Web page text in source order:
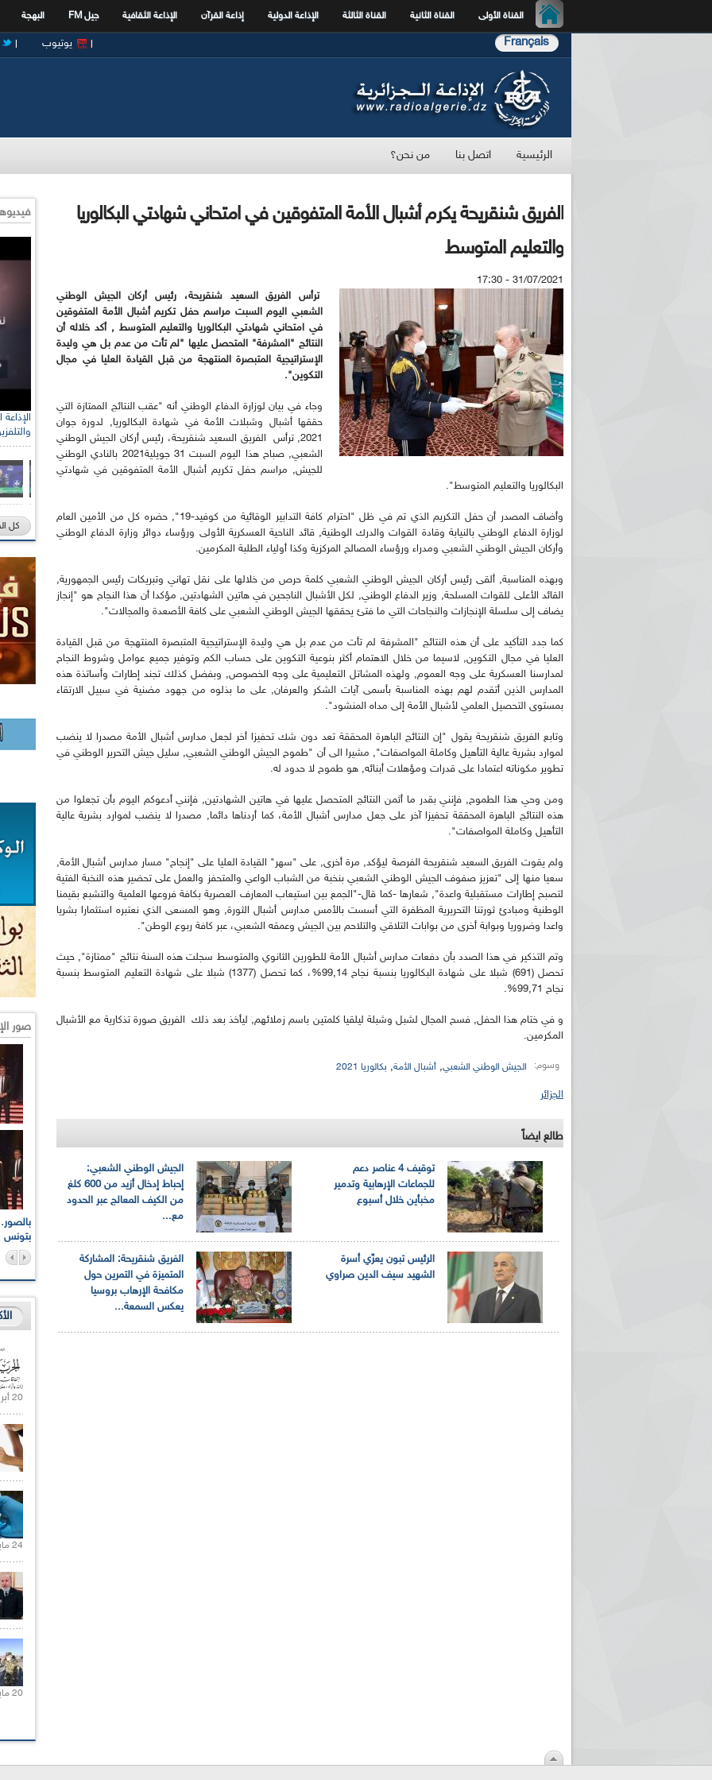
القناة الأولى القناة الثانية القناة الثالثة الإذاعة الدولية إذاعة القرآن الإذاعة الثقافية جيل FM البهجة
Français يوتيوب
الرئيسية اتصل بنا من نحن؟
الفريق شنقريحة يكرم أشبال الأمة المتفوقين في امتحاني شهادتي البكالوريا
والتعليم المتوسط
31/07/2021 - 17:30
ترأس الفريق السعيد شنقريحة، رئيس أركان الجيش الوطني
الشعبي اليوم السبت مراسم حفل تكريم أشبال الأمة المتفوقين
في امتحاني شهادتي البكالوريا والتعليم المتوسط , أكد خلاله أن
النتائج "المشرفة" المتحصل عليها "لم تأت من عدم بل هي وليدة
الإستراتيجية المتبصرة المنتهجة من قبل القيادة العليا في مجال
التكوين".
وجاء في بيان لوزارة الدفاع الوطني أنه "عقب النتائج الممتازة التي
حققها أشبال وشبلات الأمة في شهادة البكالوريا, لدورة جوان
2021, ترأس الفريق السعيد شنقريحة، رئيس أركان الجيش الوطني
الشعبي, صباح هذا اليوم السبت 31 جويلية2021 بالنادي الوطني
للجيش, مراسم حفل تكريم أشبال الأمة المتفوقين في شهادتي
البكالوريا والتعليم المتوسط".
وأضاف المصدر أن حفل التكريم الذي تم في ظل "احترام كافة التدابير الوقائية من كوفيد-19", حضره كل من الأمين العام
لوزارة الدفاع الوطني بالنيابة وقادة القوات والدرك الوطنية, قائد الناحية العسكرية الأولى ورؤساء دوائر وزارة الدفاع الوطني
وأركان الجيش الوطني الشعبي ومدراء ورؤساء المصالح المركزية وكذا أولياء الطلبة المكرمين.
وبهذه المناسبة, ألقى رئيس أركان الجيش الوطني الشعبي كلمة حرص من خلالها على نقل تهاني وتبريكات رئيس الجمهورية,
القائد الأعلى للقوات المسلحة, وزير الدفاع الوطني, لكل الأشبال الناجحين في هاتين الشهادتين, مؤكدا أن هذا النجاح هو "إنجاز
يضاف إلى سلسلة الإنجازات والنجاحات التي ما فتئ يحققها الجيش الوطني الشعبي على كافة الأصعدة والمجالات".
كما جدد التأكيد على أن هذه النتائج "المشرفة لم تأت من عدم بل هي وليدة الإستراتيجية المتبصرة المنتهجة من قبل القيادة
العليا في مجال التكوين, لاسيما من خلال الاهتمام أكثر بنوعية التكوين على حساب الكم وتوفير جميع عوامل وشروط النجاح
لمدارسنا العسكرية على وجه العموم, ولهذه المشاتل التعليمية على وجه الخصوص, وبفضل كذلك تجند إطارات وأساتذة هذه
المدارس الذين أتقدم لهم بهذه المناسبة بأسمى آيات الشكر والعرفان, على ما بذلوه من جهود مضنية في سبيل الارتقاء
بمستوى التحصيل العلمي لأشبال الأمة إلى مداه المنشود".
وتابع الفريق شنقريحة يقول "إن النتائج الباهرة المحققة تعد دون شك تحفيزا أخر لجعل مدارس أشبال الأمة مصدرا لا ينضب
لموارد بشرية عالية التأهيل وكاملة المواصفات", مشيرا الى أن "طموح الجيش الوطني الشعبي, سليل جيش التحرير الوطني في
تطوير مكوناته اعتمادا على قدرات ومؤهلات أبنائه, هو طموح لا حدود له.
ومن وحي هذا الطموح, فإنني بقدر ما أثمن النتائج المتحصل عليها في هاتين الشهادتين, فإنني أدعوكم اليوم بأن تجعلوا من
هذه النتائج الباهرة المحققة تحفيزا آخر على جعل مدارس أشبال الأمة، كما أردناها دائما, مصدرا لا ينضب لموارد بشرية عالية
التأهيل وكاملة المواصفات".
ولم يقوت الفريق السعيد شنقريحة الفرصة ليؤكد, مرة أخرى, على "سهر" القيادة العليا على "إنجاح" مسار مدارس أشبال الأمة,
سعيا منها إلى "تعزيز صفوف الجيش الوطني الشعبي بنخبة من الشباب الواعي والمتحفز والعمل على تحضير هذه النخبة الفتية
لتصبح إطارات مستقبلية واعدة", شعارها -كما قال-"الجمع بين استيعاب المعارف العصرية بكافة فروعها العلمية والتشبع بقيمنا
الوطنية ومبادئ ثورتنا التحريرية المظفرة التي أسست بالأمس مدارس أشبال الثورة, وهو المسعى الذي نعتبره استثمارا بشريا
واعدا وضروريا وبوابة أخرى من بوابات التلاقي والتلاحم بين الجيش وعمقه الشعبي، عبر كافة ربوع الوطن".
وتم التذكير في هذا الصدد بأن دفعات مدارس أشبال الأمة للطورين الثانوي والمتوسط سجلت هذه السنة نتائج "ممتازة", حيث
تحصل (691) شبلا على شهادة البكالوريا بنسبة نجاح 99,14%، كما تحصل (1377) شبلا على شهادة التعليم المتوسط بنسبة
نجاح 99,71%.
و في ختام هذا الحفل, فسح المجال لشبل وشبلة ليلقيا كلمتين باسم زملائهم, ليأخذ بعد ذلك الفريق صورة تذكارية مع الأشبال
المكرمين.
وسوم: الجيش الوطني الشعبي, أشبال الأمة, بكالوريا 2021
الجزائر
طالع ايضاً
الجيش الوطني الشعبي:
إحباط إدخال أزيد من 600 كلغ
من الكيف المعالج عبر الحدود
مع...
توقيف 4 عناصر دعم
للجماعات الإرهابية وتدمير
مخبأين خلال أسبوع
الفريق شنقريحة: المشاركة
المتميزة في التمرين حول
مكافحة الإرهاب بروسيا
يعكس السمعة...
الرئيس تبون يعزّي أسرة
الشهيد سيف الدين صراوي
كل
صور
بتونس
الإذاعة الجزائرية تقف دقيقة صمت ترحما على أرواح شهداءبالصور... اللقاء الوطني لمديري الإذاعات الوطنية والجهويةالإذاعة الجزائرية للرياضيين البارالمبيين المتوجين
20 أبريل 2021 |
24 مايو 2021 |
20 مايو 2021 |